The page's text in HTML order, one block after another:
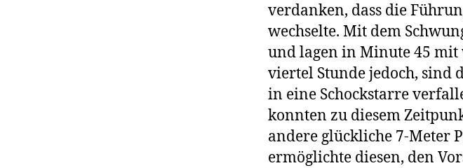
verdanken, dass die
wechselte. Mit dem
und lagen in Minute 45
viertel Stunde jedoch, sind
in eine Schockstarre
konnten zu diesem
andere glückliche 7-Meter
ermöglichte diesen, den